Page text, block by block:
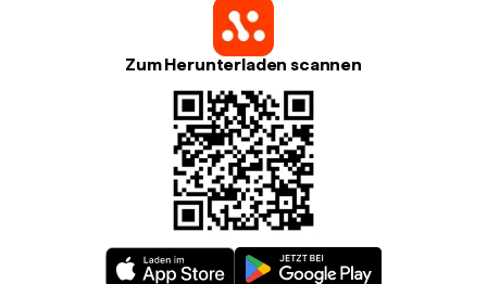
Zum Herunterladen scannen